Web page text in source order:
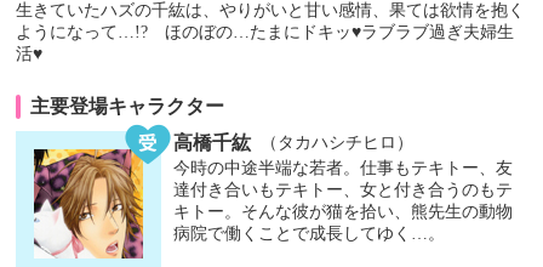
生きていたハズの千紘は、やりがいと甘い感情、果ては欲情を抱く
ようになって…!? ほのぼの…たまにドキッ♥ラブラブ過ぎ夫婦生
活♥
主要登場キャラクター
高橋千紘
（タカハシチヒロ）
今時の中途半端な若者。仕事もテキトー、友
達付き合いもテキトー、女と付き合うのもテ
キトー。そんな彼が猫を拾い、熊先生の動物
病院で働くことで成長してゆく…。